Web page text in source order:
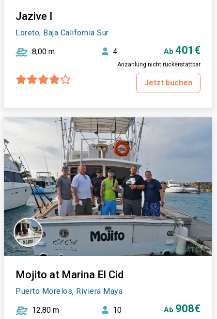
Jazive I
Loreto, Baja California Sur
8,00 m 4 Ab 401€
Anzahlung nicht rückerstattbar
Jetzt buchen
Mojito at Marina El Cid
Puerto Morelos, Riviera Maya
12,80 m 10 Ab 908€